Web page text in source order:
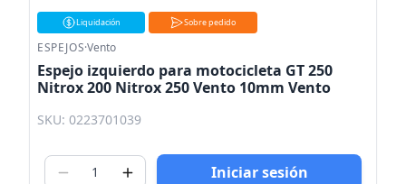
Liquidación Sobre pedido
ESPEJOS·Vento
Espejo izquierdo para motocicleta GT 250
Nitrox 200 Nitrox 250 Vento 10mm Vento
SKU: 0223701039
Iniciar sesión